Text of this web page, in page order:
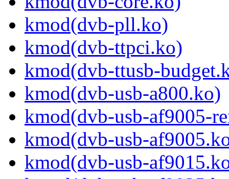
kmod(dvb-pll.ko)
kmod(dvb-ttpci.ko)
kmod(dvb-ttusb-
kmod(dvb-usb-a800.ko)
kmod(dvb-usb-af9005-
kmod(dvb-usb-
kmod(dvb-usb-